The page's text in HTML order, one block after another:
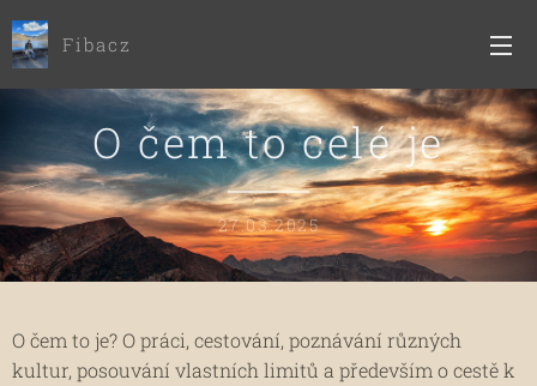
Fibacz
O čem to celé je
27.03.2025
O čem to je? O práci, cestování, poznávání různých
kultur, posouvání vlastních limitů a především o cestě k